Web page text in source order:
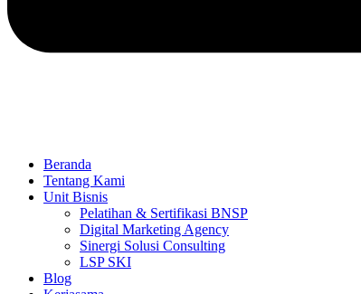
Beranda
Tentang Kami
Unit Bisnis
Pelatihan & Sertifikasi BNSP
Digital Marketing Agency
Sinergi Solusi Consulting
LSP SKI
Blog